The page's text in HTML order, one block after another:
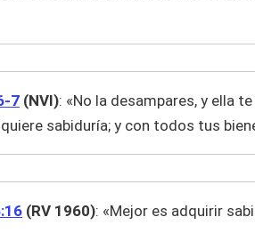
7 (NVI): «No la desampares, y ella
sabiduría; y con todos tus
(RV 1960): «Mejor es adquirir